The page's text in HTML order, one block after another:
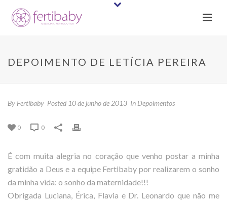
DEPOIMENTO DE LETÍCIA PEREIRA
By Fertibaby Posted 10 de junho de 2013 In Depoimentos
0 0
É com muita alegria no coração que venho postar a minha
gratidão a Deus e a equipe Fertibaby por realizarem o sonho
da minha vida: o sonho da maternidade!!!
Obrigada Luciana, Érica, Flavia e Dr. Leonardo que não me